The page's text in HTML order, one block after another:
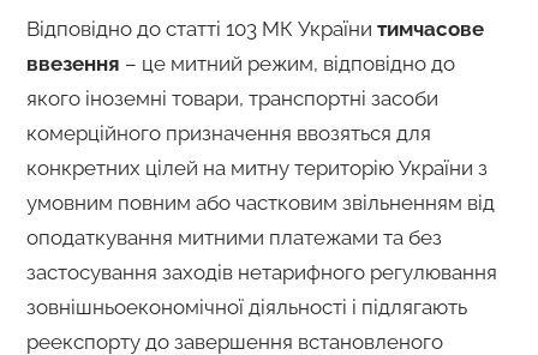
Відповідно до статті 103 МК України тимчасове
ввезення – це митний режим, відповідно до
якого іноземні товари, транспортні засоби
комерційного призначення ввозяться для
конкретних цілей на митну територію України з
умовним повним або частковим звільненням від
оподаткування митними платежами та без
застосування заходів нетарифного регулювання
зовнішньоекономічної діяльності і підлягають
реекспорту до завершення встановленого